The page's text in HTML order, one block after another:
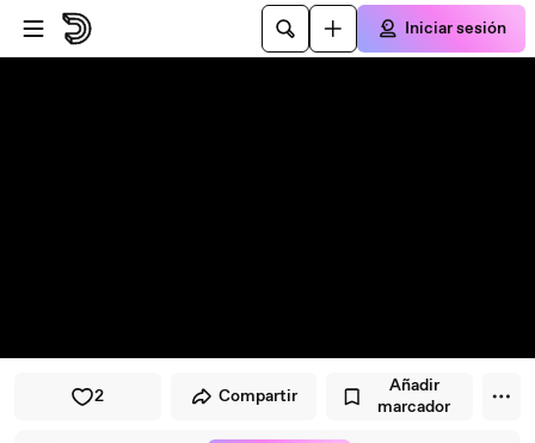
Saltar al reproductor
Saltar al contenido principal
Iniciar sesión
2 Compartir
Añadir
marcador